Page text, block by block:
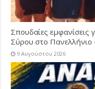
Σπουδαίες εμφανίσεις
Σύρου στο
9 Αυγούστου 2026